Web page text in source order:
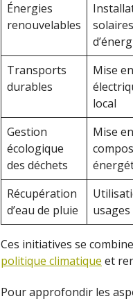
Énergies
renouvelables
Transports
durables
Mise
local
Gestion
écologique
des déchets
Mise
Récupération
d’eau de pluie
Ces initiatives se
politique climatique et
Pour approfondir les